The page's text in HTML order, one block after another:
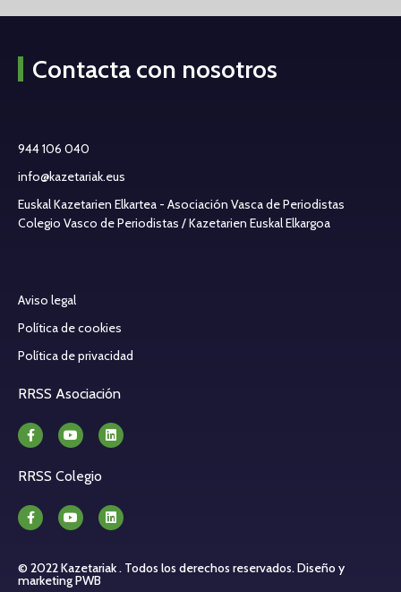
Contacta con nosotros
944 106 040
info@kazetariak.eus
Euskal Kazetarien Elkartea - Asociación Vasca de Periodistas
Colegio Vasco de Periodistas / Kazetarien Euskal Elkargoa
Aviso legal
Política de cookies
Política de privacidad
RRSS Asociación
RRSS Colegio
© 2022 Kazetariak . Todos los derechos reservados.Diseño y
marketing PWB